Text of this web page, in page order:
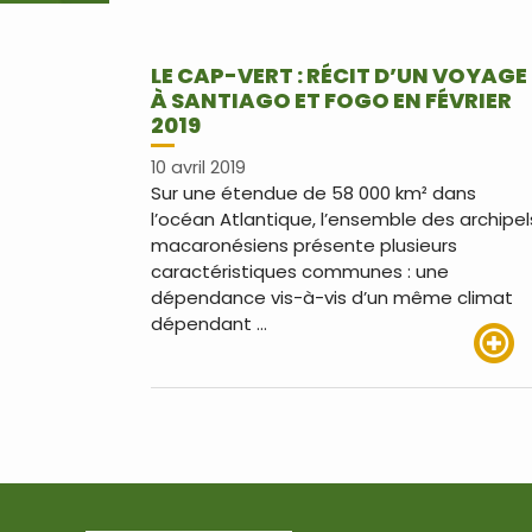
LE CAP-VERT : RÉCIT D’UN VOYAGE
À SANTIAGO ET FOGO EN FÉVRIER
2019
10 avril 2019
Sur une étendue de 58 000 km² dans
l’océan Atlantique, l’ensemble des
macaronésiens présente plusieurs
caractéristiques communes : une
dépendance vis-à-vis d’un même climat
dépendant …